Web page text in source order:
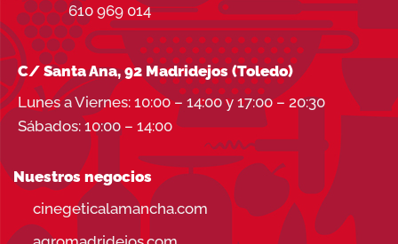
610 969 014
C/ Santa Ana, 92 Madridejos (Toledo)
Lunes a Viernes: 10:00 – 14:00 y 17:00 – 20:30
Sábados: 10:00 – 14:00
Nuestros negocios
cinegeticalamancha.com